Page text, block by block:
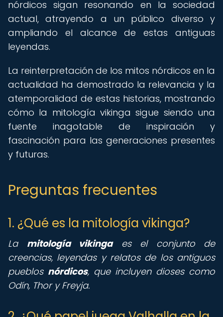
nórdicos sigan resonando en la sociedad
actual, atrayendo a un público diverso y
ampliando el alcance de estas antiguas
leyendas.
La reinterpretación de los mitos nórdicos en la
actualidad ha demostrado la relevancia y la
atemporalidad de estas historias, mostrando
cómo la mitología vikinga sigue siendo una
fuente inagotable de inspiración y
fascinación para las generaciones presentes
y futuras.
Preguntas frecuentes
1. ¿Qué es la mitología vikinga?
La mitología vikingaes el conjunto de
creencias, leyendas y relatos de los antiguos
pueblos nórdicos, que incluyen dioses como
Odín, Thor y Freyja.